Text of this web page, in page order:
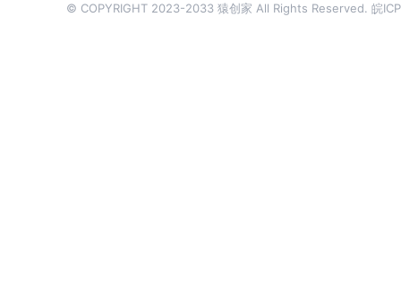
© COPYRIGHT 2023-2033 猿创家 All Rights Reserved. 皖